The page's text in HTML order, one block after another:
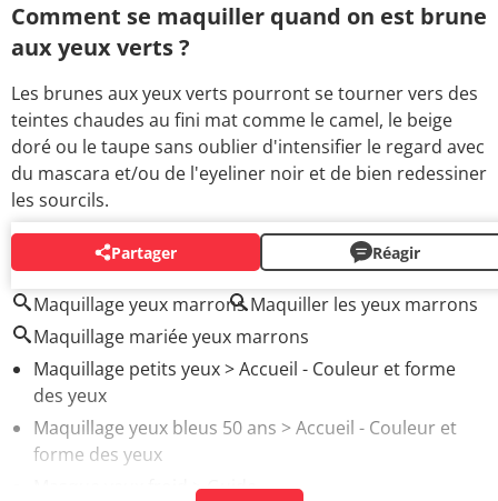
Comment se maquiller quand on est brune
aux yeux verts ?
Les brunes aux yeux verts pourront se tourner vers des
teintes chaudes au fini mat comme le camel, le beige
doré ou le taupe sans oublier d'intensifier le regard avec
du mascara et/ou de l'eyeliner noir et de bien redessiner
les sourcils.
Partager Réagir
AUTOUR DU MÊME SUJET
Maquillage yeux marrons Maquiller les yeux marrons
Maquillage mariée yeux marrons
Maquillage petits yeux> Accueil - Couleur et forme
des yeux
Maquillage yeux bleus 50 ans > Accueil - Couleur et
forme des yeux
> Guide